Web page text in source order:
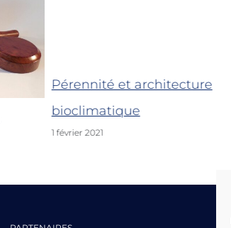
Pérennité et architecture
bioclimatique
1 février 2021